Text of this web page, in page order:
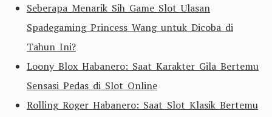
Seberapa Menarik Sih Game Slot Ulasan
Spadegaming Princess Wang untuk Dicoba di
Tahun Ini?
Loony Blox Habanero: Saat Karakter Gila Bertemu
Sensasi Pedas di Slot Online
Rolling Roger Habanero: Saat Slot Klasik Bertemu